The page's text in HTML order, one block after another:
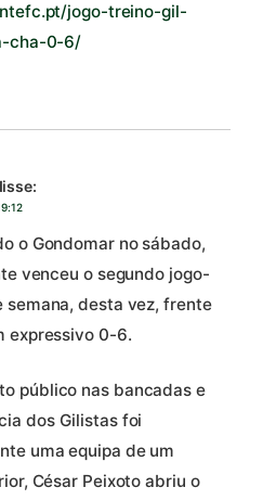
jogo-treino-gil-
cha-0-6/
o Gondomar no sábado,
venceu o segundo jogo-
desta vez, frente
expressivo 0-6.
público nas bancadas e
dos Gilistas foi
uma equipa de um
César Peixoto abriu o